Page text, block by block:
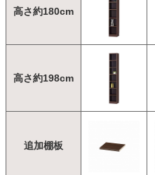
高さ約180cm
高さ約198cm
追加棚板